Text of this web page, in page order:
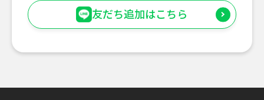
友だち追加はこちら